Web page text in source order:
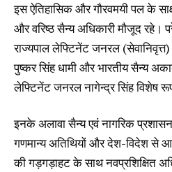
इस ऐतिहासिक और गौरवमयी पल के
और वरिष्ठ सैन्य अधिकारी मौजूद रहे।
राज्यपाल लेफ्टिनेंट जनरल
पुष्कर सिंह धामी और भारतीय सैन्य
लेफ्टिनेंट जनरल नागेन्द्र सिंह विशेष
इनके अलावा सैन्य एवं नागरिक
गणमान्य अतिथियों और देश-विदेश से
की गड़गड़ाहट के साथ नवप्रशिक्षित